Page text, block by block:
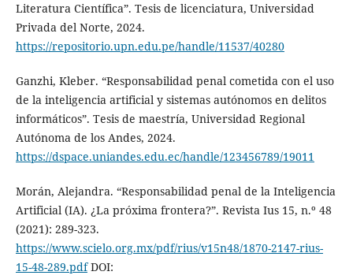
Literatura Científica”. Tesis de licenciatura, Universidad
Privada del Norte, 2024.
https://repositorio.upn.edu.pe/handle/11537/40280
Ganzhi, Kleber. “Responsabilidad penal cometida con el uso
de la inteligencia artificial y sistemas autónomos en delitos
informáticos”. Tesis de maestría, Universidad Regional
Autónoma de los Andes, 2024.
https://dspace.uniandes.edu.ec/handle/123456789/19011
Morán, Alejandra. “Responsabilidad penal de la Inteligencia
Artificial (IA). ¿La próxima frontera?”. Revista Ius 15, n.º 48
(2021): 289-323.
https://www.scielo.org.mx/pdf/rius/v15n48/1870-2147-rius-
15-48-289.pdfDOI: